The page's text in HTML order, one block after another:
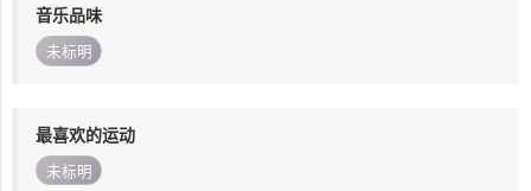
音乐品味
未标明
最喜欢的运动
未标明